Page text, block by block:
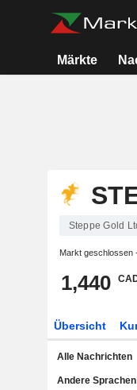
Märkte
Steppe Gold
Markt geschlossen
1,440
Übersicht
Alle Nachrichten
Andere Sprachen